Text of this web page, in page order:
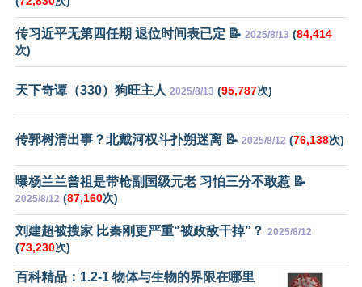
传习近平无第四任期 退位时间表已定 📝 2025/8/13 (84,414
次)
天下奇谭（330）狗旺主人 2025/8/13 (95,787次)
传郭树清出事？北戴河权斗扑朔迷离 📝 2025/8/12 (76,138次)
曝杨兰兰曾祖是带枪副国级元老 习怕三分不敢惹 📝
2025/8/12 (87,160次)
刘建超被搜家 比秦刚更严重“被政敌干掉”？ 2025/8/12
(73,230次)
百科精品：1.2-1 物体与生物的界限在哪里